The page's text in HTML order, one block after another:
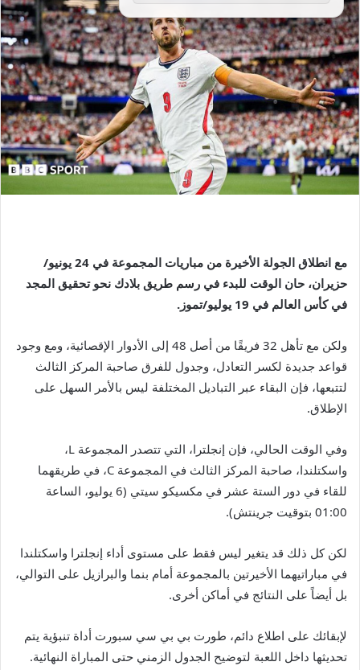
مع انطلاق الجولة الأخيرة من مباريات المجموعة في 24 يونيو/
حزيران، حان الوقت للبدء في رسم طريق بلادك نحو تحقيق المجد
في كأس العالم في 19 يوليو/تموز.
ولكن مع تأهل 32 فريقًا من أصل 48 إلى الأدوار الإقصائية، ومع وجود
قواعد جديدة لكسر التعادل، وجدول للفرق صاحبة المركز الثالث
لتتبعها، فإن البقاء عبر التباديل المختلفة ليس بالأمر السهل على
الإطلاق.
وفي الوقت الحالي، فإن إنجلترا، التي تتصدر المجموعة L،
واسكتلندا، صاحبة المركز الثالث في المجموعة C، في طريقهما
للقاء في دور الستة عشر في مكسيكو سيتي (6 يوليو، الساعة
01:00 بتوقيت جرينتش).
لكن كل ذلك قد يتغير ليس فقط على مستوى أداء إنجلترا واسكتلندا
في مباراتيهما الأخيرتين بالمجموعة أمام بنما والبرازيل على التوالي،
بل أيضاً على النتائج في أماكن أخرى.
لإبقائك على اطلاع دائم، طورت بي بي سي سبورت أداة تنبؤية يتم
تحديثها داخل اللعبة لتوضيح الجدول الزمني حتى المباراة النهائية.